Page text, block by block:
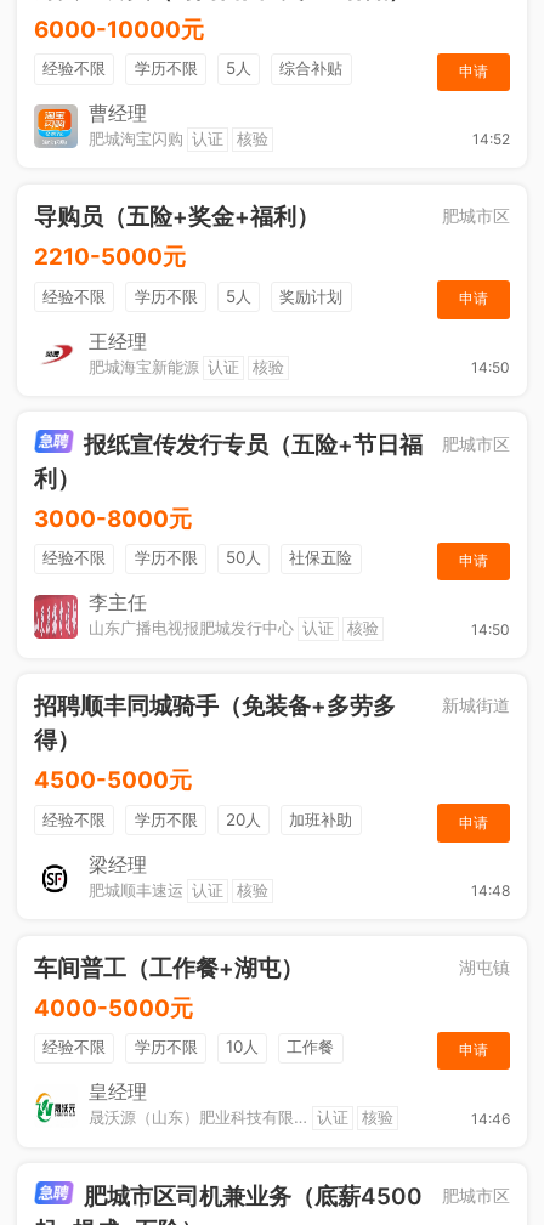
6000-10000元
经验不限 学历不限 5人
综合补贴
奖励计划
加班补助
申请
曹经理
肥城淘宝闪购 认证 核验 14:52
导购员（五险+奖金+福利） 肥城市区
2210-5000元
经验不限 学历不限 5人
奖励计划
销售奖金
社保五险
申请
王经理
肥城海宝新能源 认证 核验 14:50
报纸宣传发行专员（五险+节日福
利）
肥城市区
3000-8000元
经验不限 学历不限 50人
社保五险
节日福利
销售奖金
申请
李主任
山东广播电视报肥城发行中心 认证 核验 14:50
招聘顺丰同城骑手（免装备+多劳多
得）
新城街道
4500-5000元
经验不限 学历不限 20人
加班补助
综合补贴
奖励计划
申请
梁经理
肥城顺丰速运 认证 核验 14:48
车间普工（工作餐+湖屯） 湖屯镇
4000-5000元
经验不限 学历不限 10人
工作餐
奖励计划
节日福利
申请
皇经理
晟沃源（山东）肥业科技有限公司 认证 核验 14:46
肥城市区司机兼业务（底薪4500
肥城市区